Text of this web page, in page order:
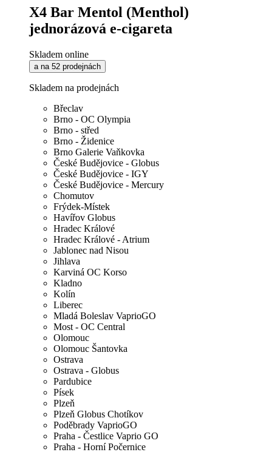
X4 Bar Mentol (Menthol)
jednorázová e-cigareta
Skladem online
a na 52 prodejnách
Skladem na prodejnách
Břeclav
Brno - OC Olympia
Brno - střed
Brno - Židenice
Brno Galerie Vaňkovka
České Budějovice - Globus
České Budějovice - IGY
České Budějovice - Mercury
Chomutov
Frýdek-Místek
Havířov Globus
Hradec Králové
Hradec Králové - Atrium
Jablonec nad Nisou
Jihlava
Karviná OC Korso
Kladno
Kolín
Liberec
Mladá Boleslav VaprioGO
Most - OC Central
Olomouc
Olomouc Šantovka
Ostrava
Ostrava - Globus
Pardubice
Písek
Plzeň
Plzeň Globus Chotíkov
Poděbrady VaprioGO
Praha - Čestlice Vaprio GO
Praha - Horní Počernice